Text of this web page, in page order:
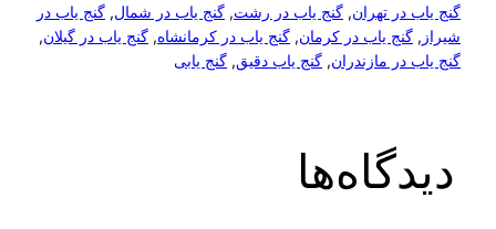
گنج یاب در تهران , گنج یاب در رشت, گنج یاب در شمال, گنج یاب در
شیراز, گنج یاب در کرمان, گنج یاب در کرمانشاه, گنج یاب در گیلان,
گنج یاب در مازندران , گنج یاب دقیق, گنج یابی
دیدگاه‌ها